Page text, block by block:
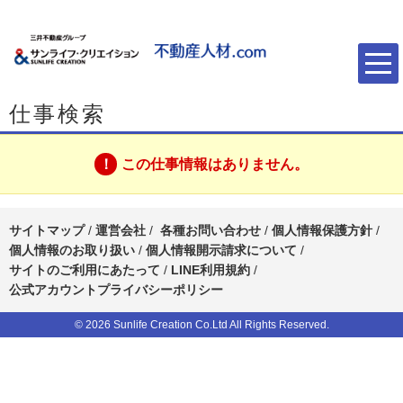
仕事検索
この仕事情報はありません。
サイトマップ/ 運営会社 / 各種お問い合わせ / 個人情報保護方針 /
個人情報のお取り扱い / 個人情報開示請求について /
サイトのご利用にあたって / LINE利用規約 /
公式アカウントプライバシーポリシー
© 2026 Sunlife Creation Co.Ltd All Rights Reserved.